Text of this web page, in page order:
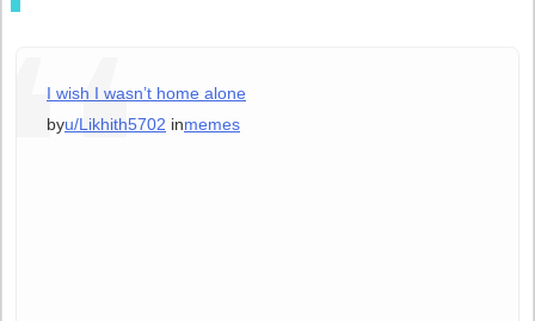
I wish I wasn’t home alone
byu/Likhith5702 inmemes